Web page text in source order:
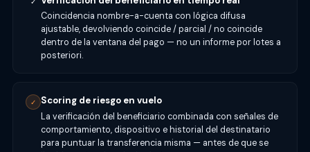
✓
Coincidencia nombre-a-cuenta con lógica difusa
ajustable, devolviendo coincide / parcial / no coincide
dentro de la ventana del pago — no un informe por lotes a
posteriori.
✓ Scoring de riesgo en vuelo
La verificación del beneficiario combinada con señales de
comportamiento, dispositivo e historial del destinatario
para puntuar la transferencia misma — antes de que se